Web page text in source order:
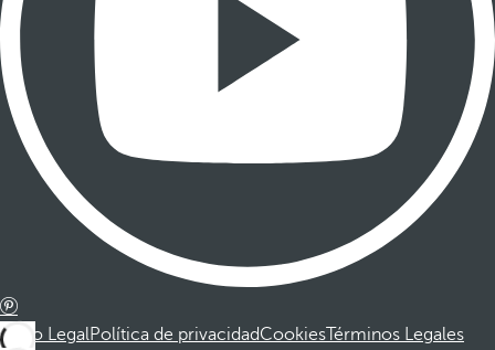
Aviso LegalPolítica de privacidadCookiesTérminos Legales